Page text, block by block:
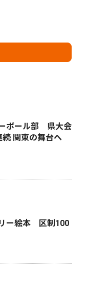
ボール部 県大会
関東の舞台へ
ー絵本 区制100